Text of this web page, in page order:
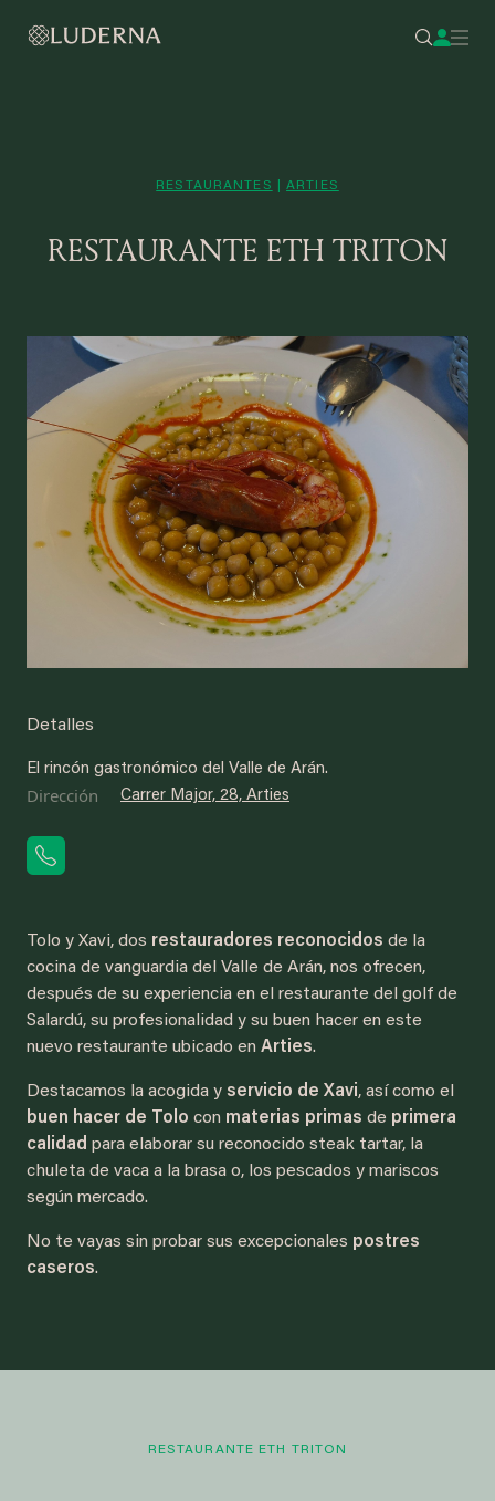
RESTAURANTES |ARTIES
RESTAURANTE ETH TRITON
Detalles
El rincón gastronómico del Valle de Arán.
Dirección Carrer Major, 28, Arties
Tolo y Xavi, dos restauradores reconocidos de la
cocina de vanguardia del Valle de Arán, nos ofrecen,
después de su experiencia en el restaurante del golf de
Salardú, su profesionalidad y su buen hacer en este
nuevo restaurante ubicado en Arties.
Destacamos la acogida y servicio de Xavi, así como el
buen hacer de Tolo con materias primas de primera
calidad para elaborar su reconocido steak tartar, la
chuleta de vaca a la brasa o, los pescados y mariscos
según mercado.
No te vayas sin probar sus excepcionales postres
caseros.
RESTAURANTE ETH TRITON